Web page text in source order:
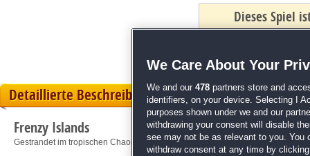
Dieses Spiel
Detaillierte Beschreibung
Frenzy Islands
Gestrandet im tropischen Chaos pur! jetzt!!
We Care About Your
We and our 478 partners store and
identifiers, on your device. Selecting I
purposes shown under we and our
withdrawing your consent will disable
see may not be as relevant to you. You
withdraw consent at any time by